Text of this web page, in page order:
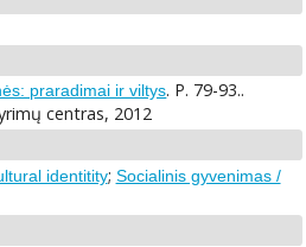
praradimai ir viltys. P. 79-93..
centras, 2012
identitity; Socialinis gyvenimas /